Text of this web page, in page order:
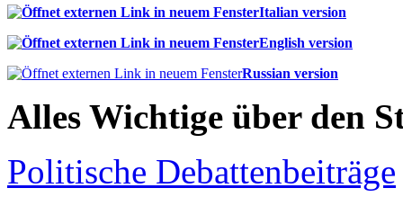
Italian version
English version
Russian version
Alles Wichtige über den
Politische Debattenbeiträge